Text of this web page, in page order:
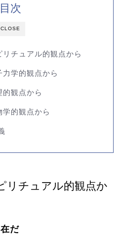
CLOSE
目次
チュアル的観点から
学的観点から
観点から
的観点から
リチュアル的観点か
だ